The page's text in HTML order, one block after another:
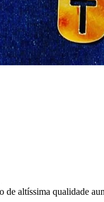
altíssima qualidade